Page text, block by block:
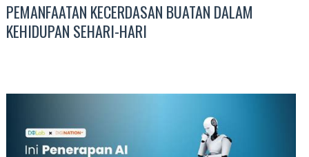
PEMANFAATAN KECERDASAN BUATAN DALAM
KEHIDUPAN SEHARI-HARI